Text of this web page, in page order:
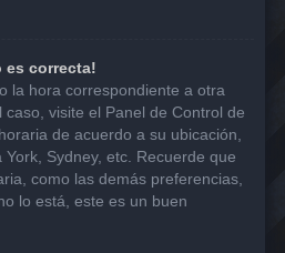
es correcta!
la hora correspondiente a otra
visite el Panel de Control de
de acuerdo a su ubicación,
Sydney, etc. Recuerde que
como las demás preferencias,
lo está, este es un buen